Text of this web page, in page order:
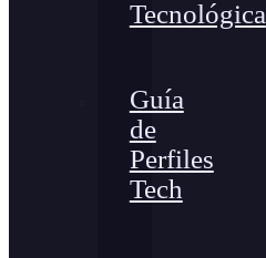
Tecnológica
Guía
de
Perfiles
Tech